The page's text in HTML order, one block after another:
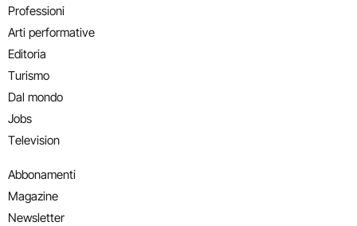
Professioni
Arti performative
Editoria
Turismo
Dal mondo
Jobs
Television
Abbonamenti
Magazine
Newsletter